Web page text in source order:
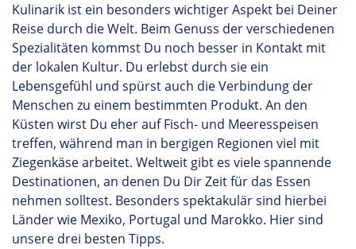
Kulinarik ist ein besonders wichtiger Aspekt bei Deiner
Reise durch die Welt. Beim Genuss der verschiedenen
Spezialitäten kommst Du noch besser in Kontakt mit
der lokalen Kultur. Du erlebst durch sie ein
Lebensgefühl und spürst auch die Verbindung der
Menschen zu einem bestimmten Produkt. An den
Küsten wirst Du eher auf Fisch- und Meeresspeisen
treffen, während man in bergigen Regionen viel mit
Ziegenkäse arbeitet. Weltweit gibt es viele spannende
Destinationen, an denen Du Dir Zeit für das Essen
nehmen solltest. Besonders spektakulär sind hierbei
Länder wie Mexiko, Portugal und Marokko. Hier sind
unsere drei besten Tipps.